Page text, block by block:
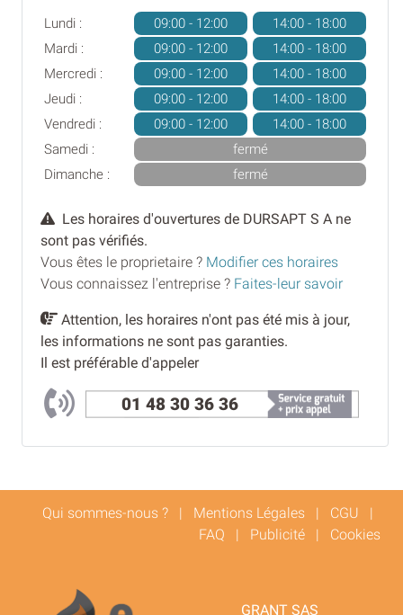
Lundi : 09:00 - 12:00
14:00 - 18:00
Mardi :
09:00 - 12:00
14:00 - 18:00
Mercredi :
09:00 - 12:00
14:00 - 18:00
Jeudi :
09:00 - 12:00
14:00 - 18:00
Vendredi :
09:00 - 12:00
14:00 - 18:00
Samedi :
fermé
Dimanche :
fermé
Les horaires d'ouvertures de DURSAPT S A ne
sont pas vérifiés.
Vous êtes le proprietaire ? Modifier ces horaires
Vous connaissez l'entreprise ? Faites-leur savoir
Attention, les horaires n'ont pas été mis à jour,
les informations ne sont pas garanties.
Il est préférable d'appeler
01 48 30 36 36
Qui sommes-nous ? | Mentions Légales | CGU |
FAQ | Publicité | Cookies
GRANT SAS